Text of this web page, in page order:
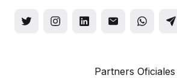
Partners Oficiales